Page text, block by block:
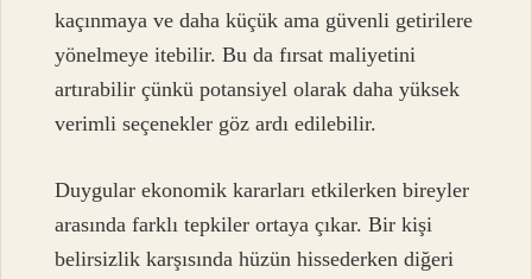
kaçınmaya ve daha küçük ama güvenli getirilere
yönelmeye itebilir. Bu da fırsat maliyetini
artırabilir çünkü potansiyel olarak daha yüksek
verimli seçenekler göz ardı edilebilir.
Duygular ekonomik kararları etkilerken bireyler
arasında farklı tepkiler ortaya çıkar. Bir kişi
belirsizlik karşısında hüzün hissederken diğeri